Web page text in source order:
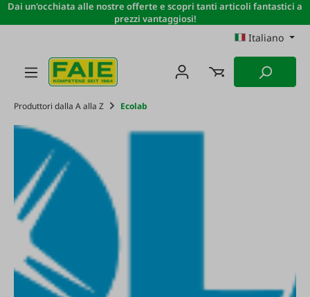
Passa al contenuto principale
Dai un'occhiata alle nostre offerte e scopri tanti articoli fantastici a
prezzi vantaggiosi!
Italiano
Produttori dalla A alla Z Ecolab